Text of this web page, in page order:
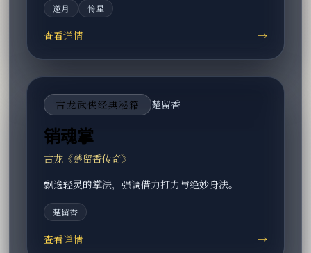
邀月 怜星
查看详情 →
古龙武侠经典秘籍 楚留香
销魂掌
古龙《楚留香传奇》
飘逸轻灵的掌法，强调借力打力与绝妙身法。
楚留香
查看详情 →